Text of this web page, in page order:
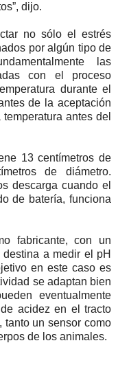
dijo.
no sólo el estrés
por algún tipo de
las
con el proceso
durante el
de la aceptación
antes del
13 centímetros de
de diámetro.
descarga cuando el
de batería, funciona
fabricante, con un
a medir el pH
en este caso es
se adaptan bien
eventualmente
acidez en el tracto
tanto un sensor como
de los animales.